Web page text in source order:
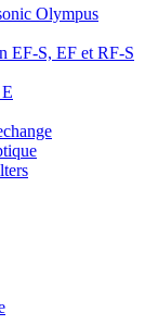
Olympus
EF-S, EF et RF-S